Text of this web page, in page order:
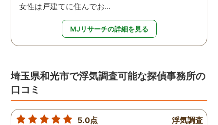
女性は戸建てに住んでお...
MJリサーチの詳細を見る
埼玉県和光市で浮気調査可能な探偵事務所の
口コミ
5.0点 浮気調査